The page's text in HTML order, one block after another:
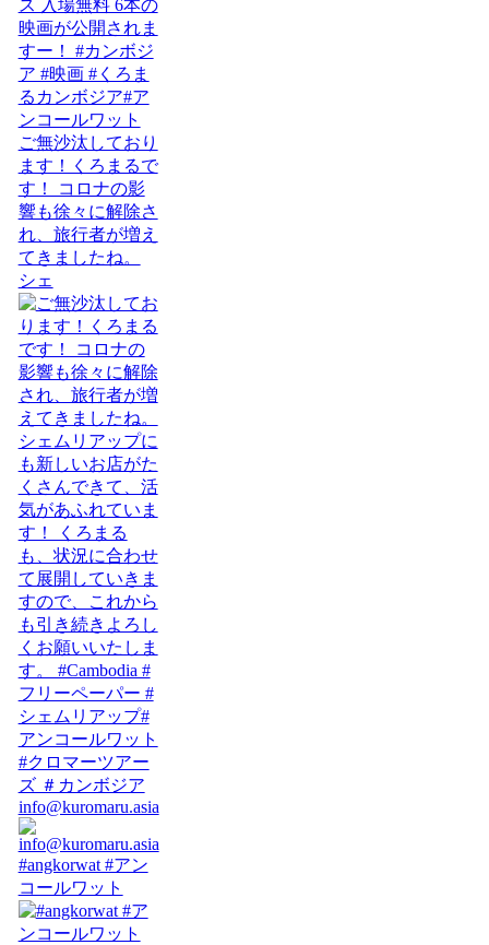
ご無沙汰しており
ます！くろまるで
す！ コロナの影
響も徐々に解除さ
れ、旅行者が増え
てきましたね。
シェ
info@kuromaru.asia
#angkorwat #アン
コールワット